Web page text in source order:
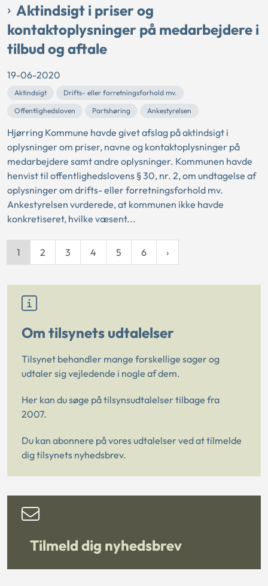
Aktindsigt i priser og
kontaktoplysninger på medarbejdere i
tilbud og aftale
19-06-2020
Aktindsigt
Drifts- eller forretningsforhold mv.
Offentlighedsloven
Partshøring Ankestyrelsen
Hjørring Kommune havde givet afslag på aktindsigt i
oplysninger om priser, navne og kontaktoplysninger på
medarbejdere samt andre oplysninger. Kommunen havde
henvist til offentlighedslovens § 30, nr. 2, om undtagelse af
oplysninger om drifts- eller forretningsforhold mv.
Ankestyrelsen vurderede, at kommunen ikke havde
konkretiseret, hvilke væsent...
1 2 3 4 5 6
Om tilsynets udtalelser
Tilsynet behandler mange forskellige sager og
udtaler sig vejledende i nogle af dem.
Her kan du søge på tilsynsudtalelser tilbage fra
2007.
Du kan abonnere på vores udtalelser ved at tilmelde
dig tilsynets nyhedsbrev.
Tilmeld dig nyhedsbrev